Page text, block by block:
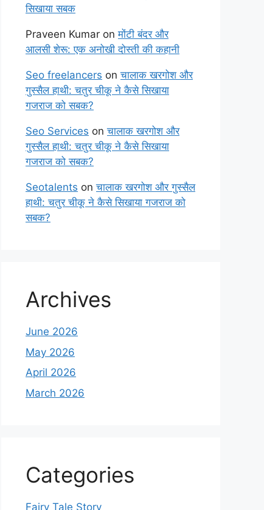
सिखाया सबक
Praveen Kumar onमोंटी बंदर और
आलसी शेरू: एक अनोखी दोस्ती की कहानी
Seo freelancers onचालाक खरगोश और
गुस्सैल हाथी: चतुर चीकू ने कैसे सिखाया
गजराज को सबक?
Seo Services onचालाक खरगोश और
गुस्सैल हाथी: चतुर चीकू ने कैसे सिखाया
गजराज को सबक?
Seotalents onचालाक खरगोश और गुस्सैल
हाथी: चतुर चीकू ने कैसे सिखाया गजराज को
सबक?
Archives
June 2026
May 2026
April 2026
March 2026
Categories
Fairy Tale Story